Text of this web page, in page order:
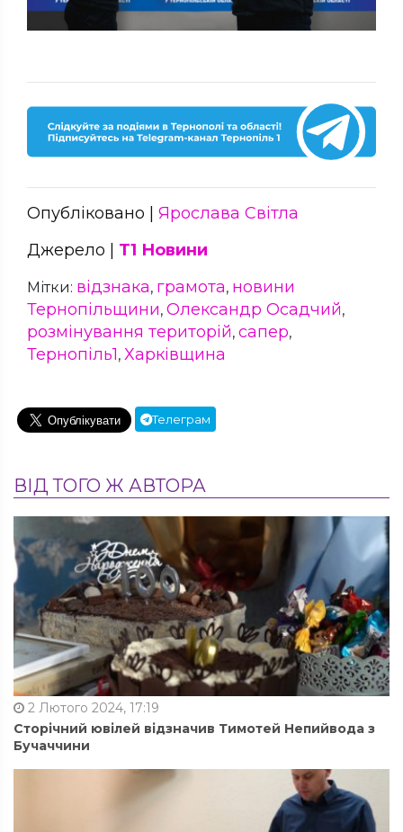
Опубліковано | Ярослава Світла
Джерело | Т1 Новини
Мітки: відзнака, грамота, новини
Тернопільщини, Олександр Осадчий,
розмінування територій, сапер,
Тернопіль1, Харківщина
Телеграм
ВІД ТОГО Ж АВТОРА
2 Лютого 2024, 17:19
Сторічний ювілей відзначив Тимотей Непийвода з
Бучаччини